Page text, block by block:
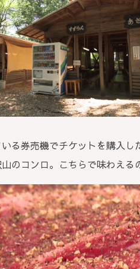
る券売機でチケットを購入し
のコンロ。こちらで味わえ